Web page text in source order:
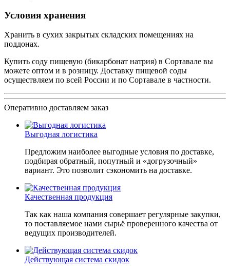
Условия хранения
Хранить в сухих закрытых складских помещениях на
поддонах.
Купить соду пищевую (бикарбонат натрия) в Сортавале вы
можете оптом и в розницу. Доставку пищевой соды
осуществляем по всей России и по Сортавале в частности.
Оперативно доставляем заказ
Выгодная логистика
Предложим наиболее выгодные условия по доставке,
подбирая обратный, попутный и «догрузочный»
вариант. Это позволит сэкономить на доставке.
Качественная продукция
Так как наша компания совершает регулярные закупки,
то поставляемое нами сырьё проверенного качества от
ведущих производителей.
Действующая система скидок